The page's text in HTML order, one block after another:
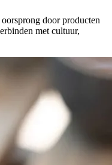
door producten
met cultuur,